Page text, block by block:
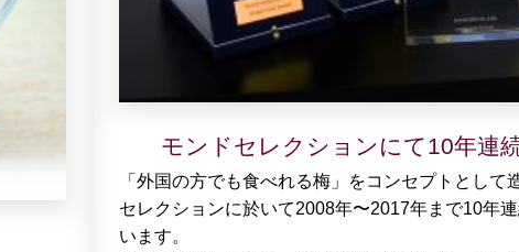
モンドセレクションにて10年連
「外国の方でも食べれる梅」をコンセプトとして
セレクションに於いて2008年〜2017年まで10年
います。